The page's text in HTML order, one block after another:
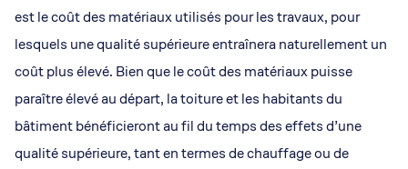
est le coût des matériaux utilisés pour les travaux, pour
lesquels une qualité supérieure entraînera naturellement un
coût plus élevé. Bien que le coût des matériaux puisse
paraître élevé au départ, la toiture et les habitants du
bâtiment bénéficieront au fil du temps des effets d’une
qualité supérieure, tant en termes de chauffage ou de